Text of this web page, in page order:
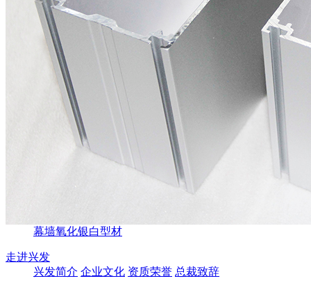
幕墙氧化银白型材
走进兴发
兴发简介 企业文化 资质荣誉 总裁致辞